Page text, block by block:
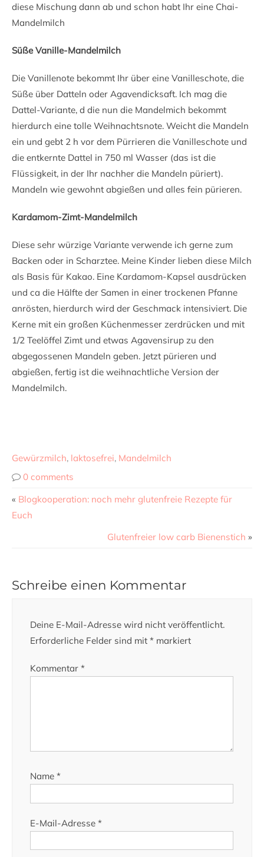
diese Mischung dann ab und schon habt Ihr eine Chai-
Mandelmilch
Süße Vanille-Mandelmilch
Die Vanillenote bekommt Ihr über eine Vanilleschote, die
Süße über Datteln oder Agavendicksaft. Ich mag die
Dattel-Variante, d die nun die Mandelmich bekommt
hierdurch eine tolle Weihnachtsnote. Weicht die Mandeln
ein und gebt 2 h vor dem Pürrieren die Vanilleschote und
die entkernte Dattel in 750 ml Wasser (das ist die
Flüssigkeit, in der Ihr nachher die Mandeln püriert).
Mandeln wie gewohnt abgießen und alles fein pürieren.
Kardamom-Zimt-Mandelmilch
Diese sehr würzige Variante verwende ich gerne zum
Backen oder in Scharztee. Meine Kinder lieben diese Milch
als Basis für Kakao. Eine Kardamom-Kapsel ausdrücken
und ca die Hälfte der Samen in einer trockenen Pfanne
anrösten, hierdurch wird der Geschmack intensiviert. Die
Kerne mit ein großen Küchenmesser zerdrücken und mit
1/2 Teelöffel Zimt und etwas Agavensirup zu den
abgegossenen Mandeln geben. Jetzt pürieren und
abgießen, fertig ist die weihnachtliche Version der
Mandelmilch.
Gewürzmilch, laktosefrei, Mandelmilch
0 comments
« Blogkooperation: noch mehr glutenfreie Rezepte für
Euch
Glutenfreier low carb Bienenstich »
Schreibe einen Kommentar
Deine E-Mail-Adresse wird nicht veröffentlicht.
Erforderliche Felder sind mit * markiert
Kommentar *
Name *
E-Mail-Adresse *